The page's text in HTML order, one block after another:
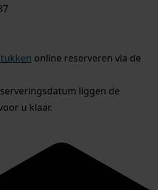
online reserveren via de
liggen de
u klaar.